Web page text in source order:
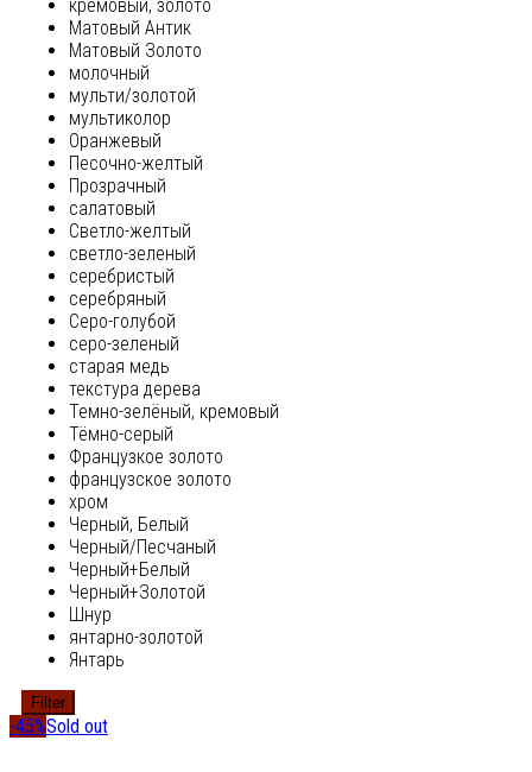
кремовый, золото
Матовый Антик
Матовый Золото
молочный
мульти/золотой
мультиколор
Оранжевый
Песочно-желтый
Прозрачный
салатовый
Светло-желтый
светло-зеленый
серебристый
серебряный
Серо-голубой
серо-зеленый
старая медь
текстура дерева
Темно-зелёный, кремовый
Тёмно-серый
Французкое золото
французское золото
хром
Черный, Белый
Черный/Песчаный
Черный+Белый
Черный+Золотой
Шнур
янтарно-золотой
Янтарь
Filter
-45%Sold out